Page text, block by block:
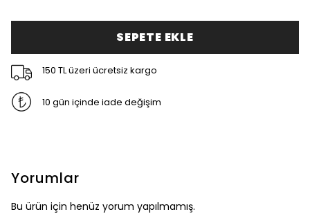
SEPETE EKLE
150 TL üzeri ücretsiz kargo
10 gün içinde iade değişim
Yorumlar
Bu ürün için henüz yorum yapılmamış.